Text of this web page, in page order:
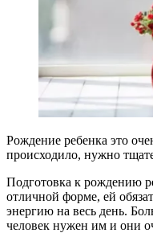
Рождение ребенка это
происходило, нужно
Подготовка к рождению
отличной форме, ей
энергию на весь день.
человек нужен им и они